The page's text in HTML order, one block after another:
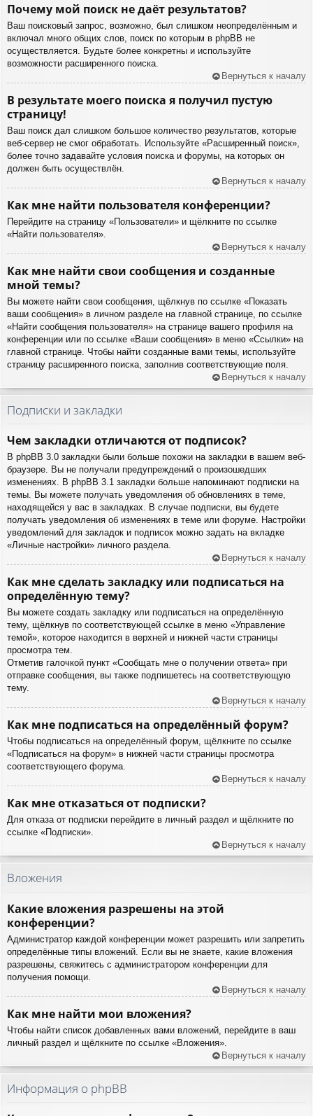
Почему мой поиск не даёт результатов?
Ваш поисковый запрос, возможно, был слишком неопределённым и
включал много общих слов, поиск по которым в phpBB не
осуществляется. Будьте более конкретны и используйте
возможности расширенного поиска.
Вернуться к началу
В результате моего поиска я получил пустую
страницу!
Ваш поиск дал слишком большое количество результатов, которые
веб-сервер не смог обработать. Используйте «Расширенный поиск»,
более точно задавайте условия поиска и форумы, на которых он
должен быть осуществлён.
Вернуться к началу
Как мне найти пользователя конференции?
Перейдите на страницу «Пользователи» и щёлкните по ссылке
«Найти пользователя».
Вернуться к началу
Как мне найти свои сообщения и созданные
мной темы?
Вы можете найти свои сообщения, щёлкнув по ссылке «Показать
ваши сообщения» в личном разделе на главной странице, по ссылке
«Найти сообщения пользователя» на странице вашего профиля на
конференции или по ссылке «Ваши сообщения» в меню «Ссылки» на
главной странице. Чтобы найти созданные вами темы, используйте
страницу расширенного поиска, заполнив соответствующие поля.
Вернуться к началу
Подписки и закладки
Чем закладки отличаются от подписок?
В phpBB 3.0 закладки были больше похожи на закладки в вашем веб-
браузере. Вы не получали предупреждений о произошедших
изменениях. В phpBB 3.1 закладки больше напоминают подписки на
темы. Вы можете получать уведомления об обновлениях в теме,
находящейся у вас в закладках. В случае подписки, вы будете
получать уведомления об изменениях в теме или форуме. Настройки
уведомлений для закладок и подписок можно задать на вкладке
«Личные настройки» личного раздела.
Вернуться к началу
Как мне сделать закладку или подписаться на
определённую тему?
Вы можете создать закладку или подписаться на определённую
тему, щёлкнув по соответствующей ссылке в меню «Управление
темой», которое находится в верхней и нижней части страницы
просмотра тем.
Отметив галочкой пункт «Сообщать мне о получении ответа» при
отправке сообщения, вы также подпишетесь на соответствующую
тему.
Вернуться к началу
Как мне подписаться на определённый форум?
Чтобы подписаться на определённый форум, щёлкните по ссылке
«Подписаться на форум» в нижней части страницы просмотра
соответствующего форума.
Вернуться к началу
Как мне отказаться от подписки?
Для отказа от подписки перейдите в личный раздел и щёлкните по
ссылке «Подписки».
Вернуться к началу
Вложения
Какие вложения разрешены на этой
конференции?
Администратор каждой конференции может разрешить или запретить
определённые типы вложений. Если вы не знаете, какие вложения
разрешены, свяжитесь с администратором конференции для
получения помощи.
Вернуться к началу
Как мне найти мои вложения?
Чтобы найти список добавленных вами вложений, перейдите в ваш
личный раздел и щёлкните по ссылке «Вложения».
Вернуться к началу
Информация о phpBB